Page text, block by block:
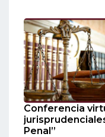
Conferencia
Penal”